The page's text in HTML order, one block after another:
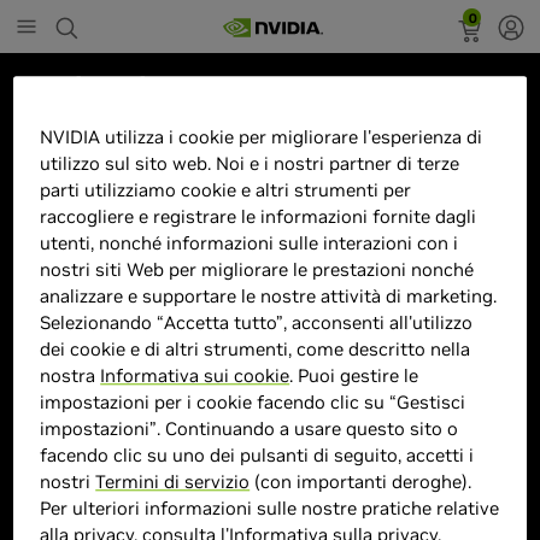
0
Marketplace
ZOTAC RTX 5080 SOLID CORE OC
16GB
> GPU : GeForce RTX 5080
> Dimensione memoria : 16GB GDDR7
> Velocità boost clock : MHz
> MPN : ZT-B50800J2-10P
Prodotto esaurito
NVIDIA utilizza i cookie per migliorare l'esperienza di
utilizzo sul sito web. Noi e i nostri partner di terze
parti utilizziamo cookie e altri strumenti per
raccogliere e registrare le informazioni fornite dagli
utenti, nonché informazioni sulle interazioni con i
nostri siti Web per migliorare le prestazioni nonché
analizzare e supportare le nostre attività di marketing.
Selezionando “Accetta tutto”, acconsenti all'utilizzo
dei cookie e di altri strumenti, come descritto nella
nostra Informativa sui cookie. Puoi gestire le
impostazioni per i cookie facendo clic su “Gestisci
impostazioni”. Continuando a usare questo sito o
facendo clic su uno dei pulsanti di seguito, accetti i
nostriTermini di servizio (con importanti deroghe).
Per ulteriori informazioni sulle nostre pratiche relative
alla privacy, consulta l'Informativa sulla privacy.